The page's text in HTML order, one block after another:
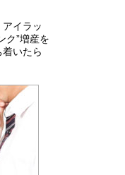
アイラッ
ク”増産を
いたら